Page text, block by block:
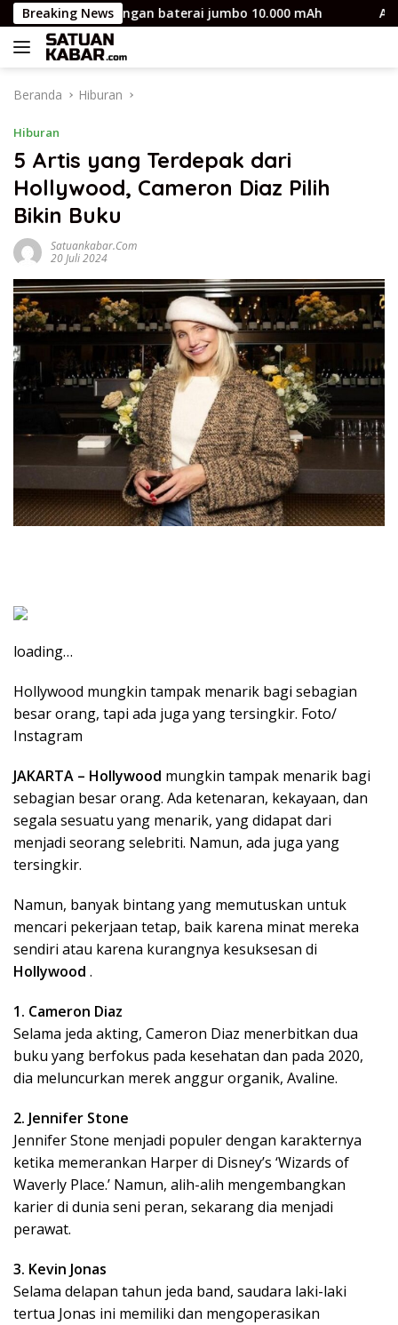
Langsung
ke
konten
Breaking News
Max, HP dengan baterai jumbo 10.000 mAh Apel
Beranda Hiburan
Hiburan
5 Artis yang Terdepak dari
Hollywood, Cameron Diaz Pilih
Bikin Buku
Satuankabar.com
20 Juli 2024
loading…
Hollywood mungkin tampak menarik bagi sebagian
besar orang, tapi ada juga yang tersingkir. Foto/
Instagram
JAKARTA – Hollywood mungkin tampak menarik bagi
sebagian besar orang. Ada ketenaran, kekayaan, dan
segala sesuatu yang menarik, yang didapat dari
menjadi seorang selebriti. Namun, ada juga yang
tersingkir.
Namun, banyak bintang yang memutuskan untuk
mencari pekerjaan tetap, baik karena minat mereka
sendiri atau karena kurangnya kesuksesan di
Hollywood .
1. Cameron Diaz
Selama jeda akting, Cameron Diaz menerbitkan dua
buku yang berfokus pada kesehatan dan pada 2020,
dia meluncurkan merek anggur organik, Avaline.
2. Jennifer Stone
Jennifer Stone menjadi populer dengan karakternya
ketika memerankan Harper di Disney’s ‘Wizards of
Waverly Place.’ Namun, alih-alih mengembangkan
karier di dunia seni peran, sekarang dia menjadi
perawat.
3. Kevin Jonas
Selama delapan tahun jeda band, saudara laki-laki
tertua Jonas ini memiliki dan mengoperasikan